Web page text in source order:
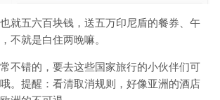
就五六百块钱，送五万印尼盾的餐券、午
不就是白住两晚嘛。
不错的，要去这些国家旅行的小伙伴们可
。提醒：看清取消规则，好像亚洲的酒店